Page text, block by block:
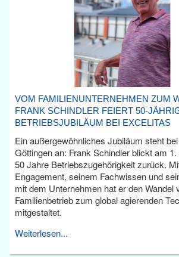
VOM FAMILIENUNTERNEHMEN ZUM
FRANK SCHINDLER FEIERT 50-
BETRIEBSJUBILÄUM BEI EXCELITAS
Ein außergewöhnliches Jubiläum steht
Göttingen an: Frank Schindler blickt am
50 Jahre Betriebszugehörigkeit zurück.
Engagement, seinem Fachwissen und
mit dem Unternehmen hat er den Wandel
Familienbetrieb zum global agierenden
mitgestaltet.
Weiterlesen...